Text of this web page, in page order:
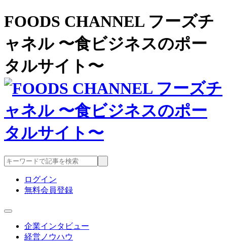
FOODS CHANNEL フーズチ
ャネル 〜食ビジネスのポー
タルサイト〜
ログイン
無料会員登録
企業インタビュー
経営ノウハウ